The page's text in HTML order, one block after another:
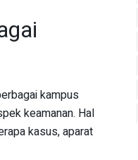
kampus
keamanan. Hal
kasus, aparat